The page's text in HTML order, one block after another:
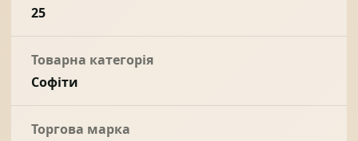
25
Товарна категорія
Софіти
Торгова марка